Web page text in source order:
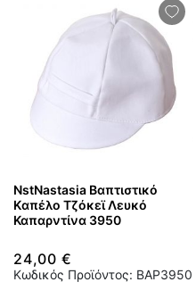
NstNastasia Βαπτιστικό
Kαπέλο Τζόκεϊ Λευκό
Καπαρντίνα 3950
24,00 €
Κωδικός Προϊόντος: BAP3950